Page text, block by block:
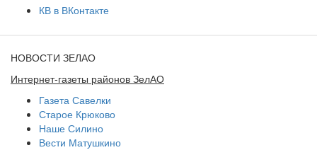
КВ в ВКонтакте
НОВОСТИ ЗЕЛАО
Интернет-газеты районов ЗелАО
Газета Савелки
Старое Крюково
Наше Силино
Вести Матушкино